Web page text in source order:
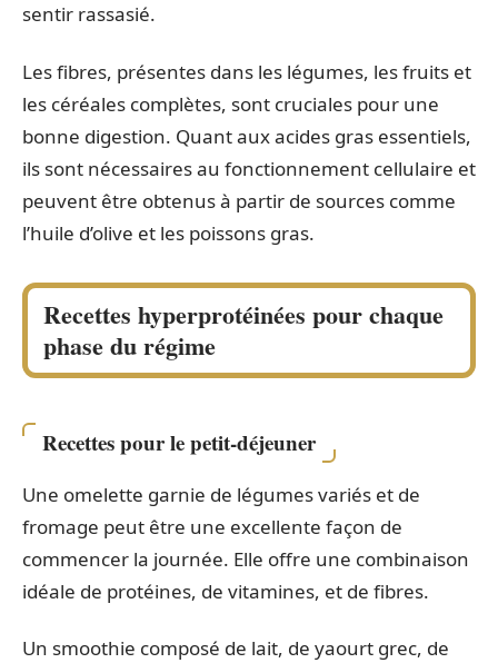
sentir rassasié.
Les fibres, présentes dans les légumes, les fruits et
les céréales complètes, sont cruciales pour une
bonne digestion. Quant aux acides gras essentiels,
ils sont nécessaires au fonctionnement cellulaire et
peuvent être obtenus à partir de sources comme
l’huile d’olive et les poissons gras.
Recettes hyperprotéinées pour chaque
phase du régime
Recettes pour le petit-déjeuner
Une omelette garnie de légumes variés et de
fromage peut être une excellente façon de
commencer la journée. Elle offre une combinaison
idéale de protéines, de vitamines, et de fibres.
Un smoothie composé de lait, de yaourt grec, de